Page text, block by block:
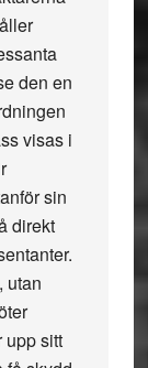
den en
visas i
sin
direkt
utan
upp sitt